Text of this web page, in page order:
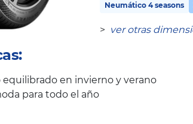
Neumático 4 seasons
> ver otras
en invierno y verano
para todo el año